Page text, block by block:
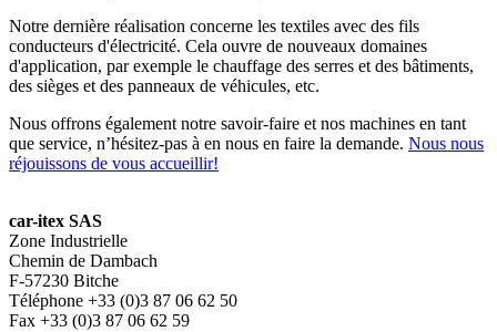
Notre dernière réalisation concerne les textiles avec des fils
conducteurs d'électricité. Cela ouvre de nouveaux domaines
d'application, par exemple le chauffage des serres et des bâtiments,
des sièges et des panneaux de véhicules, etc.
Nous offrons également notre savoir-faire et nos machines en tant
que service, n’hésitez-pas à en nous en faire la demande.Nous nous
réjouissons de vous accueillir!
car-itex SAS
Zone Industrielle
Chemin de Dambach
F-57230 Bitche
Téléphone +33 (0)3 87 06 62 50
Fax +33 (0)3 87 06 62 59